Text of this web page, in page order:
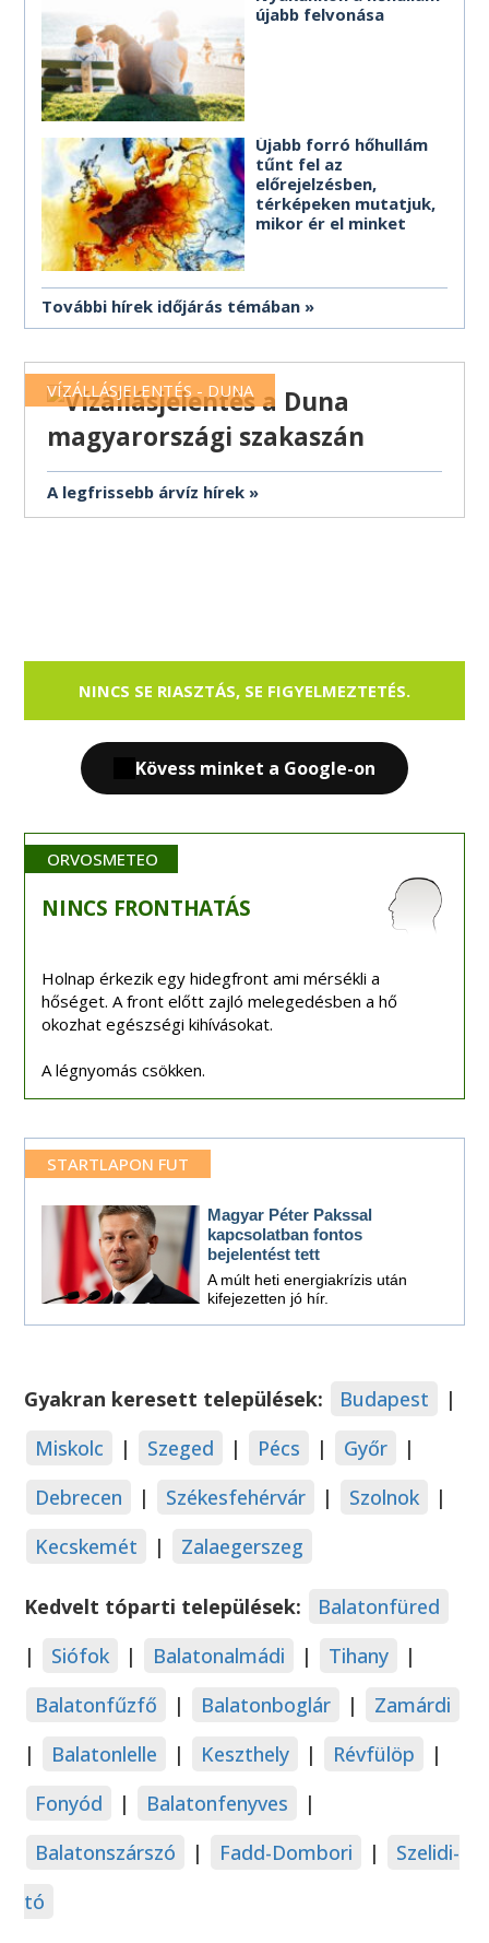
újabb felvonása
Újabb forró hőhullám
tűnt fel az
előrejelzésben,
térképeken mutatjuk,
mikor ér el minket
További hírek időjárás témában
VÍZÁLLÁSJELENTÉS - DUNA
A legfrissebb árvíz hírek
NINCS SE RIASZTÁS, SE FIGYELMEZTETÉS.
Kövess minket a Google-on
ORVOSMETEO
NINCS FRONTHATÁS
Holnap érkezik egy hidegfront ami mérsékli a
hőséget. A front előtt zajló melegedésben a hő
okozhat egészségi kihívásokat.
A légnyomás csökken.
STARTLAPON FUT
Magyar Péter Pakssal
kapcsolatban fontos
bejelentést tett
A múlt heti energiakrízis után
kifejezetten jó hír.
Gyakran keresett települések: Budapest
|
Miskolc
| Szeged | Pécs | Győr
|
Debrecen
| Székesfehérvár | Szolnok
|
Kecskemét
| Zalaegerszeg
Kedvelt tóparti települések:
Balatonfüred
|
Siófok | Balatonalmádi | Tihany
|
Balatonfűzfő
| Balatonboglár |
Zamárdi
|
Balatonlelle | Keszthely | Révfülöp
|
Fonyód
| Balatonfenyves
|
Balatonszárszó
| Fadd-Dombori |
Szelidi-
tó